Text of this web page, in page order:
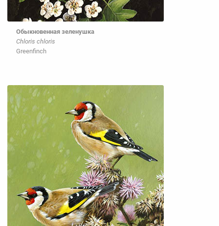
Обыкновенная зеленушка
Chloris chloris
Greenfinch